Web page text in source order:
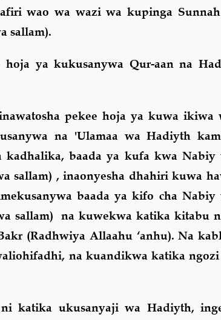
wao wa wazi wa kupinga
sallam).
hoja ya kukusanywa Qur-aan na
pekee hoja ya kuwa ikiwa
na 'Ulamaa wa Hadiyth
kadhalika, baada ya kufa kwa
sallam) , inaonyesha dhahiri kuwa
baada ya kifo cha
sallam) na kuwekwa katika kitabu
(Radhwiya Allaahu ‘anhu). Na
na kuandikwa katika ngozi
katika ukusanyaji wa Hadiyth,